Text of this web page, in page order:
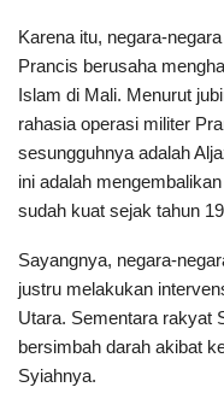
Karena itu, negara-
Prancis berusaha
Islam di Mali. Menurut
rahasia operasi militer
sesungguhnya adalah
ini adalah
sudah kuat sejak tahun
Sayangnya, negara-
justru melakukan
Utara. Sementara rakyat
bersimbah darah akibat
Syiahnya.